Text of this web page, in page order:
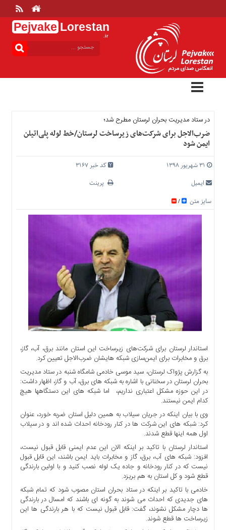
Pejvake Lorestan
.ir
بالا
خانه
ارتباط
درباره
تعرفه
اصلی
خانه
عمومی
اقتصادی
آموزشی
دسترسی
سریع
ارتباط
برگه
نمونه
تعرفه
درباره
اخبار
سایت
در ستاد مدیریت بحران لرستان مطرح شد؛
ضرب‌الاجل برای شرکت‌های زیرساخت لرستان/خط لوله پلی‌اتیلن
ایمن شود
۳۱ شهریور ۱۳۹۸
کد خبر 3167
ایمیل
پرینت
سایز متن
/
استاندار لرستان برای شرکت‌های زیرساخت این استان مانند برق، آب، گاز،
برق و مخابرات برای ایمن‌سازی شبکه هایشان ضرب‌الاجل تعیین کرد.
به گزارش پژواک لرستان، سید موسی خادمی شامگاه شنبه در ستاد مدیریت
بحران لرستان در سخنانی با اشاره به شبکه های برق، آب و گاز، اظهار داشت:
در این حوزه مشکل اعتباری نداریم، اما شبکه های این دستگاهها هیچ
کدام ایمن نیستند.
وی با بیان اینکه در جریان سیلاب به همین دلیل استان ضربه خورد، عنوان
کرد: شبکه های این شرکت ها در کنار رودخانه احداث شده اند و در سیلاب
اول همه اینها قطع شدند.
استاندار لرستان با تاکید بر اینکه الان این عدم ایمنی قابل قبول نیست،
افزود: شبکه های آب، برق، گاز و مخابرات باید ایمن باشند، این قابل قبول
نیست که در کنار رودخانه و جاده یک لوله نصب کنید و با اولین بارندگی
قطع شود و کل استان به هم بریزد.
خادمی با تاکید بر اینکه در ستاد بحران استان مصوب شود که تمام شبکه
های جدیدی که احداث می شوند به گونه ای باشند که امسال در بارندگی
ها دچار مشکل نشوند، گفت: قابل قبول نیست که با هر بارندگی ها این
زیرساخت ها قطع شوند.